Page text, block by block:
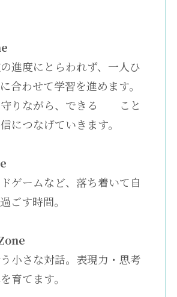
進度にとらわれず、一人ひ
合わせて学習を進めます。
守りながら、できる こと
につなげていきます。
ゲームなど、落ち着いて自
ごす時間。
小さな対話。表現力・思考
育てます。